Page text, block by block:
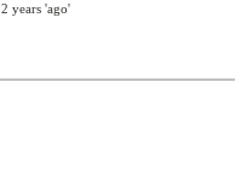
2 years 'ago'